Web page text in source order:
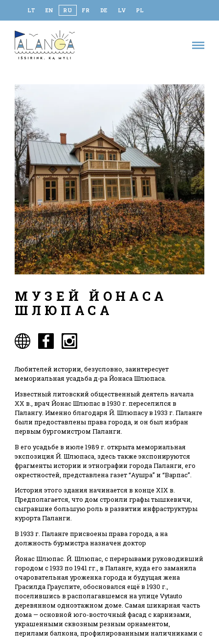
LT EN RU FR DE LV PL
МУЗЕЙ ЙОНАСА
ШЛЮПАСА
Любителей истории, безусловно, заинтересует
мемориальная усадьба д-ра Йонаса Шлюпаса.
Известный литовский общественный деятель начала
XX в., врач Йонас Шлюпас в 1930 г. переселился в
Палангу. Именно благодаря Й. Шлюпасу в 1933 г. Паланге
были предоставлены права города, и он был избран
первым бургомистром Паланги.
В его усадьбе в июле 1989 г. открыта мемориальная
экспозиция Й. Шлюпаса, здесь также экспонируются
фрагменты истории и этнографии города Паланги, его
окрестностей, представлена газет “Аушра” и “Варпас”.
История этого здания начинается в конце XIX в.
Предполагается, что дом строили графы тышкевичи,
сыгравшие большую роль в развитии инфраструктуры
курорта Паланги.
В 1933 г. Паланге присвоены права города, а на
должность бурмистра назначен доктор
Йонас Шлюпас. Й. Шлюпас, с перерывами руководивший
городом с 1933 по 1941 гг., в Паланге, куда его заманила
очаровательная уроженка города и будущая жена
Грасилда Грауслите, обосновался ещё в 1930 г.,
поселившись в располагавшемся на улице Vytauto
деревянном одноэтажном доме. Самая шикарная часть
дома — основной юго-восточный фасад с карнизами,
украшенными сквозным резным орнаментом,
перилами балкона, профилированными наличниками с